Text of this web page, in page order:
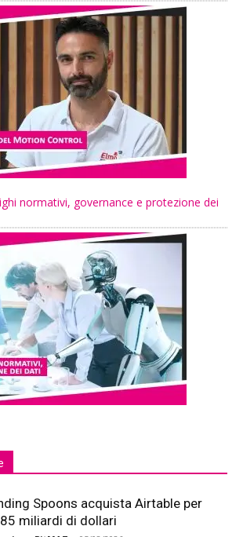
normativi, governance e protezione dei
Spoons acquista Airtable per
miliardi di dollari